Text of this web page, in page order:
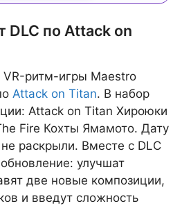
DLC по Attack on
ритм-игры Maestro
Attack on Titan. В набор
Attack on Titan Хироюки
Fire Кохты Ямамото. Дату
раскрыли. Вместе с DLC
улучшат
две новые композиции,
и введут сложность